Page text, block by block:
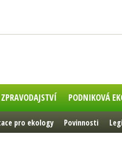
ZPRAVODAJSTVÍ PODNIKOVÁ
pro ekology Povinnosti